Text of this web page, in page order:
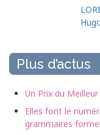
Plus d’actus
Un Prix du
Elles font le
grammaires